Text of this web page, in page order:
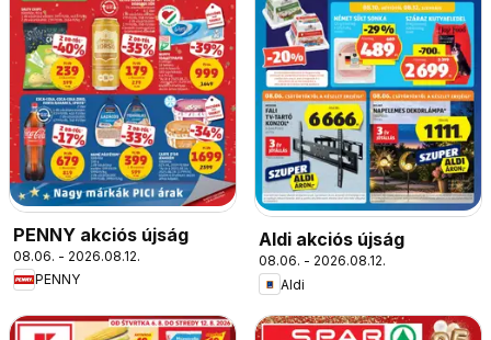
PENNY akciós újság
08.06. - 2026.08.12.
PENNY
Aldi akciós újság
08.06. - 2026.08.12.
Aldi